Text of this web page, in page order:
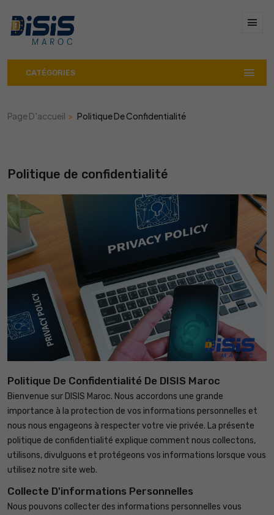
CATÉGORIES
Page D'accueil Politique De Confidentialité
Politique de confidentialité
Politique De Confidentialité De DISIS Maroc
Bienvenue sur DISIS Maroc. Nous accordons une grande
importance à la protection de vos informations personnelles et
nous nous engageons à respecter votre vie privée. La présente
politique de confidentialité explique comment nous collectons,
utilisons, divulguons et protégeons vos informations lorsque vous
utilisez notre site web.
Collecte D'informations Personnelles
Nous pouvons collecter des informations personnelles vous